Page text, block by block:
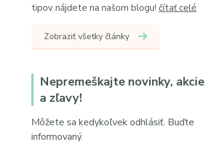
tipov nájdete na našom blogu! čítať celé
Zobraziť všetky články
Nepremeškajte novinky, akcie
a zľavy!
Môžete sa kedykoľvek odhlásiť. Buďte
informovaný.